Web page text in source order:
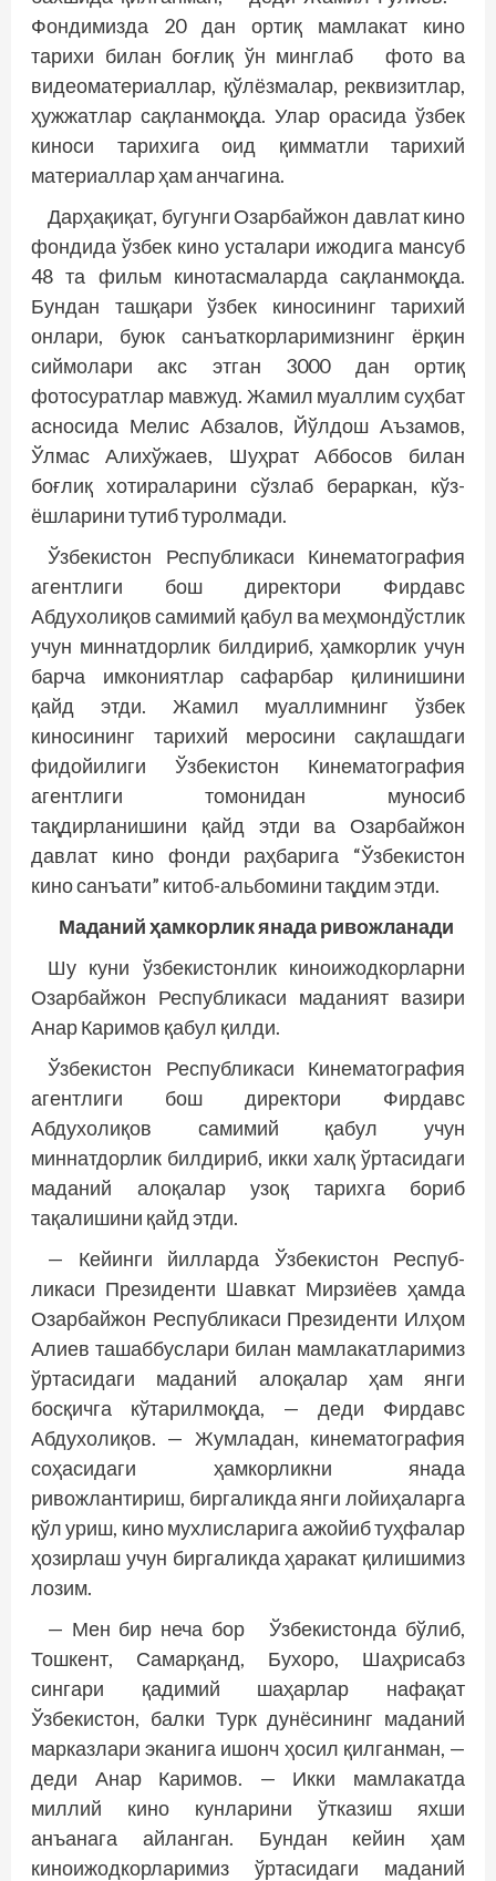
Фондимизда 20 дан ортиқ мамлакат кино
тарихи билан боғлиқ ўн минглаб фото ва
видеоматериаллар, қўлёзмалар, реквизитлар,
ҳужжатлар сақланмоқда. Улар орасида ўзбек
киноси тарихига оид қимматли тарихий
материаллар ҳам анчагина.
Дарҳақиқат, бугунги Озарбайжон давлат кино
фондида ўзбек кино усталари ижодига мансуб
48 та фильм кинотасмаларда сақланмоқда.
Бундан ташқари ўзбек киносининг тарихий
онлари, буюк санъаткорларимизнинг ёрқин
сиймолари акс этган 3000 дан ортиқ
фотосуратлар мавжуд. Жамил муаллим суҳбат
асносида Мелис Абзалов, Йўлдош Аъзамов,
Ўлмас Алихўжаев, Шуҳрат Аббосов билан
боғлиқ хотираларини сўзлаб бераркан, кўз-
ёшларини тутиб туролмади.
Ўзбекистон Республикаси Кинематография
агентлиги бош директори Фирдавс
Абдухолиқов самимий қабул ва меҳмондўстлик
учун миннатдорлик билдириб, ҳамкорлик учун
барча имкониятлар сафарбар қилинишини
қайд этди. Жамил муаллимнинг ўзбек
киносининг тарихий меросини сақлашдаги
фидойилиги Ўзбекистон Кинематография
агентлиги томонидан муносиб
тақдирланишини қайд этди ва Озарбайжон
давлат кино фонди раҳбарига “Ўзбекистон
кино санъати” китоб-альбомини тақдим этди.
Маданий ҳамкорлик янада ривожланади
Шу куни ўзбекистонлик киноижодкорларни
Озарбайжон Республикаси маданият вазири
Анар Каримов қабул қилди.
Ўзбекистон Республикаси Кинематография
агентлиги бош директори Фирдавс
Абдухолиқов самимий қабул учун
миннатдорлик билдириб, икки халқ ўртасидаги
маданий алоқалар узоқ тарихга бориб
тақалишини қайд этди.
— Кейинги йилларда Ўзбекистон Респуб­
ликаси Президенти Шавкат Мирзиёев ҳамда
Озарбайжон Республикаси Президенти Илҳом
Алиев ташаббуслари билан мамлакатларимиз
ўртасидаги маданий алоқалар ҳам янги
босқичга кўтарилмоқда, — деди Фирдавс
Абдухолиқов. — Жумладан, кинематография
соҳасидаги ҳамкорликни янада
ривожлантириш, биргаликда янги лойиҳаларга
қўл уриш, кино мухлисларига ажойиб туҳфалар
ҳозирлаш учун биргаликда ҳаракат қилишимиз
лозим.
— Мен бир неча бор Ўзбекистонда бўлиб,
Тошкент, Самарқанд, Бухоро, Шаҳрисабз
сингари қадимий шаҳарлар нафақат
Ўзбекистон, балки Турк дунёсининг маданий
марказлари эканига ишонч ҳосил қилганман, —
деди Анар Каримов. — Икки мамлакатда
миллий кино кунларини ўтказиш яхши
анъанага айланган. Бундан кейин ҳам
киноижодкорларимиз ўртасидаги маданий